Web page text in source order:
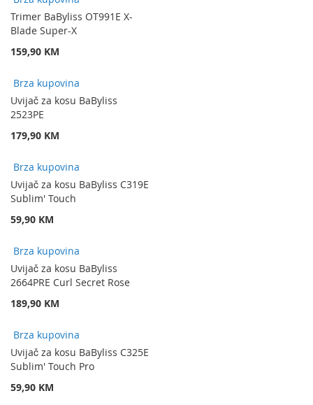
Trimer BaByliss OT991E X-
Blade Super-X
159,90 KM
Brza kupovina
Uvijač za kosu BaByliss
2523PE
179,90 KM
Brza kupovina
Uvijač za kosu BaByliss C319E
Sublim' Touch
59,90 KM
Brza kupovina
Uvijač za kosu BaByliss
2664PRE Curl Secret Rose
189,90 KM
Brza kupovina
Uvijač za kosu BaByliss C325E
Sublim' Touch Pro
59,90 KM